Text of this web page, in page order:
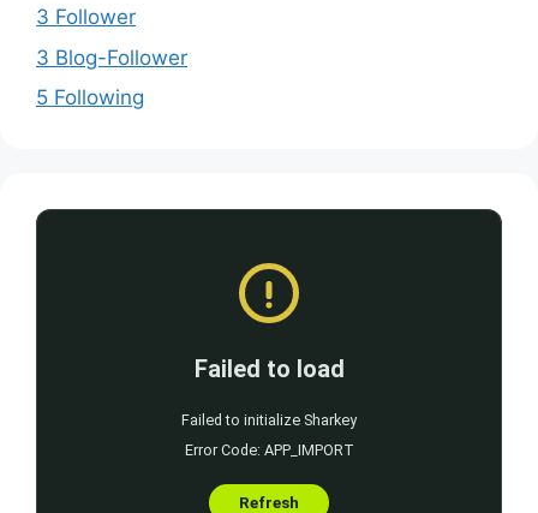
3 Follower
3 Blog-Follower
5 Following